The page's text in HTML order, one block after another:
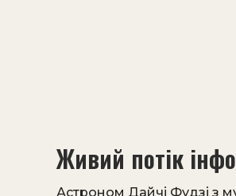
Живий потік
Астроном Дайчі Фудзі з